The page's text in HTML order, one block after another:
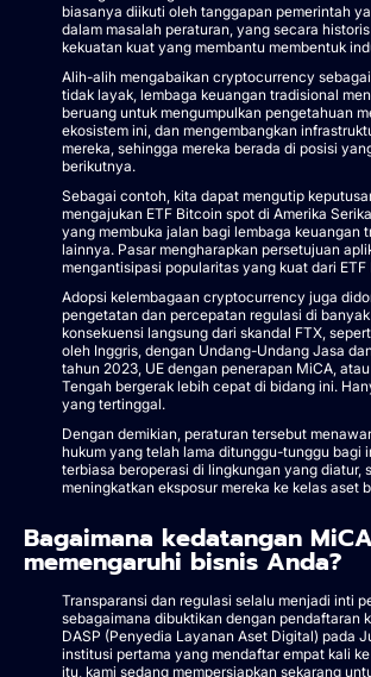
biasanya diikuti oleh tanggapan pemerintah
dalam masalah peraturan, yang secara
kekuatan kuat yang membantu membentuk
Alih-alih mengabaikan cryptocurrency
tidak layak, lembaga keuangan tradisional
beruang untuk mengumpulkan pengetahuan
ekosistem ini, dan mengembangkan
mereka, sehingga mereka berada di posisi
berikutnya.
Sebagai contoh, kita dapat mengutip
mengajukan ETF Bitcoin spot di Amerika
yang membuka jalan bagi lembaga keuangan
lainnya. Pasar mengharapkan persetujuan
mengantisipasi popularitas yang kuat dari
Adopsi kelembagaan cryptocurrency juga
pengetatan dan percepatan regulasi di
konsekuensi langsung dari skandal FTX,
oleh Inggris, dengan Undang-Undang Jasa
tahun 2023, UE dengan penerapan MiCA,
Tengah bergerak lebih cepat di bidang ini.
yang tertinggal.
Dengan demikian, peraturan tersebut
hukum yang telah lama ditunggu-tunggu bagi
terbiasa beroperasi di lingkungan yang diatur,
meningkatkan eksposur mereka ke kelas aset
Bagaimana kedatangan
memengaruhi bisnis Anda?
Transparansi dan regulasi selalu menjadi inti
sebagaimana dibuktikan dengan pendaftaran
DASP (Penyedia Layanan Aset Digital) pada
institusi pertama yang mendaftar empat kali
itu, kami sedang mempersiapkan sekarang